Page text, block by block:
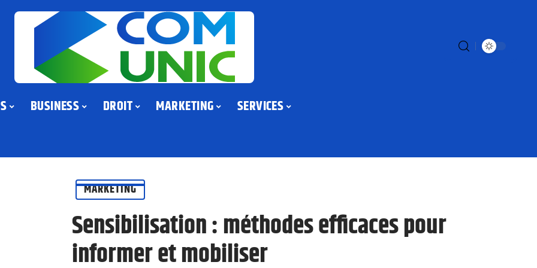
BUSINESS DROIT MARKETING SERVICES
MARKETING
Sensibilisation : méthodes efficaces pour
informer et mobiliser